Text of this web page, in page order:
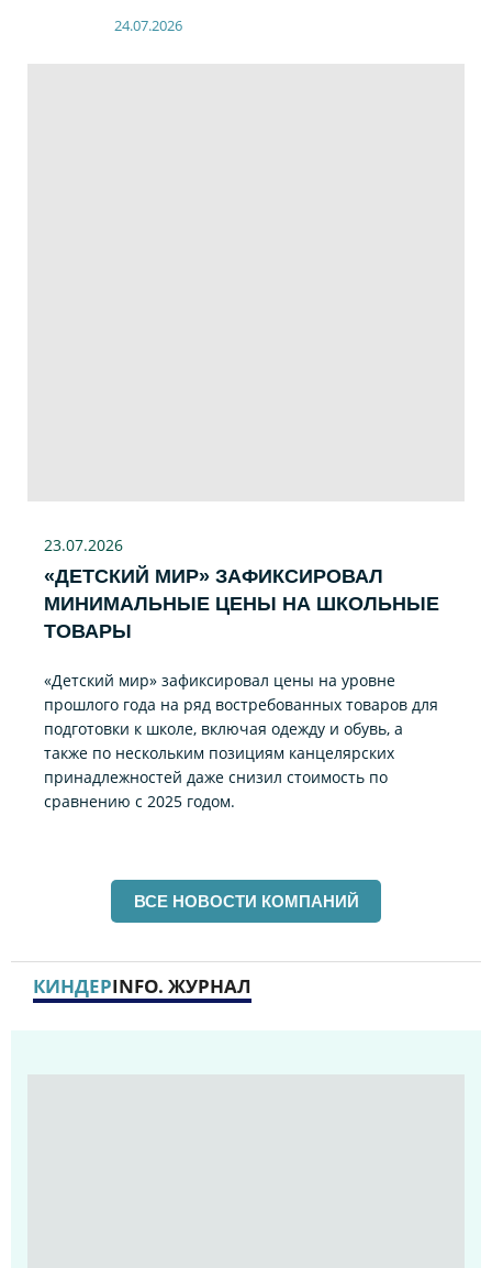
24.07.2026
23.07.2026
«ДЕТСКИЙ МИР» ЗАФИКСИРОВАЛ
МИНИМАЛЬНЫЕ ЦЕНЫ НА ШКОЛЬНЫЕ
ТОВАРЫ
«Детский мир» зафиксировал цены на уровне
прошлого года на ряд востребованных товаров для
подготовки к школе, включая одежду и обувь, а
также по нескольким позициям канцелярских
принадлежностей даже снизил стоимость по
сравнению с 2025 годом.
ВСЕ НОВОСТИ КОМПАНИЙ
КИНДЕРINFO. ЖУРНАЛ